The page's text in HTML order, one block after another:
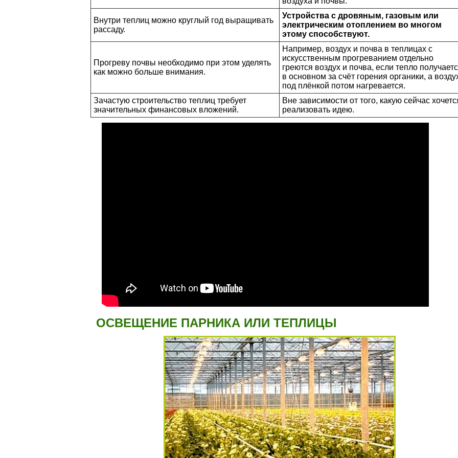
Внутри теплиц можно круглый год выращивать
рассаду.
Устройства с дровяным, газовым или
электрическим отоплением во многом
этому способствуют.
Прогреву почвы необходимо при этом уделять
как можно больше внимания.
Например, воздух и почва в теплицах с
искусственным прогреванием отдельно
греются воздух и почва, если тепло
в основном за счёт горения органики, а
под плёнкой потом нагревается.
Зачастую строительство теплиц требует
значительных финансовых вложений.
Вне зависимости от того, какую сейчас
реализовать идею.
ОСВЕЩЕНИЕ ПАРНИКА ИЛИ ТЕПЛИЦЫ